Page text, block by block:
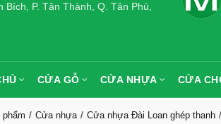
Bích, P. Tân Thành, Q. Tân Phú,
CỬA GỖ CỬA NHỰA CỬA
phẩm Cửa nhựa Cửa nhựa Đài Loan ghép thanh